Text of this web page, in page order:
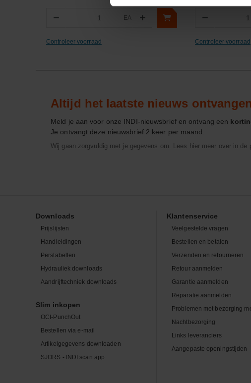
− EA +
Controleer voorraad
−
Controleer voorraad
Altijd het laatste nieuws
Meld je aan voor onze INDI-nieuwsbrief en ontvang een
Je ontvangt deze nieuwsbrief 2 keer per maand.
Wij gaan zorgvuldig met je gegevens om. Lees hier meer over in de
Downloads
Prijslijsten
Handleidingen
Perstabellen
Hydrauliek downloads
Aandrijftechniek downloads
Slim inkopen
OCI-PunchOut
Bestellen via e-mail
Artikelgegevens downloaden
SJORS - INDI scan app
Klantenservice
Veelgestelde vragen
Bestellen en betalen
Verzenden en retourneren
Retour aanmelden
Garantie aanmelden
Reparatie aanmelden
Problemen met bezorging
Nachtbezorging
Links leveranciers
Aangepaste openingstijden